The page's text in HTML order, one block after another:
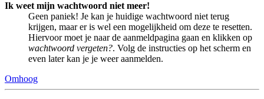
Ik weet mijn wachtwoord niet meer!
Geen paniek! Je kan je huidige wachtwoord niet terug
krijgen, maar er is wel een mogelijkheid om deze te resetten.
Hiervoor moet je naar de aanmeldpagina gaan en klikken op
wachtwoord vergeten?. Volg de instructies op het scherm en
even later kan je je weer aanmelden.
Omhoog